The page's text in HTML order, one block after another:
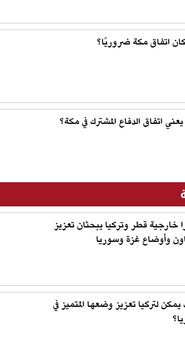
اتفاق مكة ضروريًا؟
اتفاق الدفاع المشترك في مكة؟
خارجية قطر وتركيا يبحثان تعزيز
وأوضاع غزة وسوريا
لتركيا تعزيز وضعها المتميز في